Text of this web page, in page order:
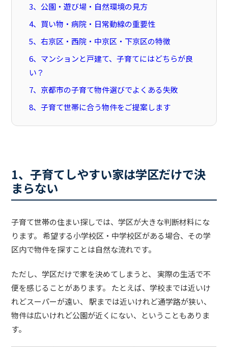
3、公園・遊び場・自然環境の見方
4、買い物・病院・日常動線の重要性
5、右京区・西院・中京区・下京区の特徴
6、マンションと戸建て、子育てにはどちらが良
い？
7、京都市の子育て物件選びでよくある失敗
8、子育て世帯に合う物件をご提案します
1、子育てしやすい家は学区だけで決
まらない
子育て世帯の住まい探しでは、学区が大きな判断材料にな
ります。 希望する小学校区・中学校区がある場合、その学
区内で物件を探すことは自然な流れです。
ただし、学区だけで家を決めてしまうと、 実際の生活で不
便を感じることがあります。 たとえば、学校までは近いけ
れどスーパーが遠い、 駅までは近いけれど通学路が狭い、
物件は広いけれど公園が近くにない、ということもありま
す。